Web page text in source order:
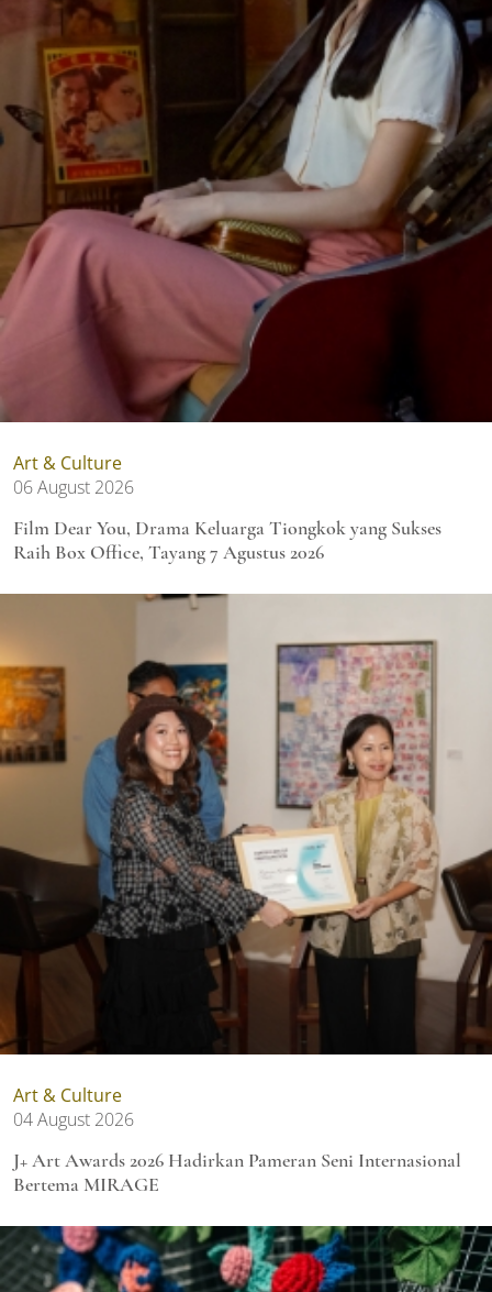
Art & Culture
06 August 2026
Film Dear You, Drama Keluarga Tiongkok yang Sukses
Raih Box Office, Tayang 7 Agustus 2026
Art & Culture
04 August 2026
J+ Art Awards 2026 Hadirkan Pameran Seni Internasional
Bertema MIRAGE